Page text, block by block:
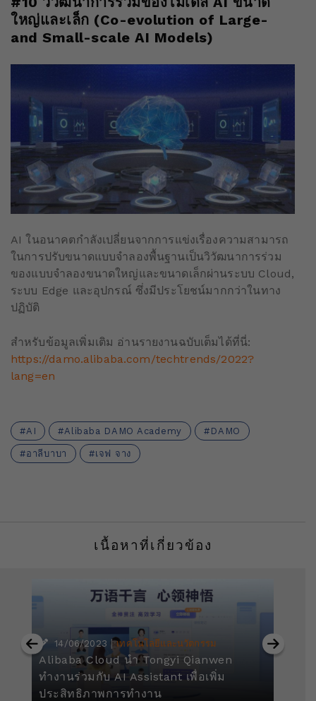
ใหญ่และเล็ก (Co-evolution of Large-
and Small-scale AI Models)
AI ในอนาคตกำลังเปลี่ยนจากการแข่งเรื่องความสามารถ
ในการปรับขนาดแบบจำลองพื้นฐานเป็นวิวัฒนาการร่วม
ของแบบจำลองขนาดใหญ่และขนาดเล็กผ่านระบบ Cloud,
ระบบ Edge และอุปกรณ์ ซึ่งมีประโยชน์มากกว่าในทาง
ปฏิบัติ
สำหรับข้อมูลเพิ่มเติม อ่านรายงานฉบับเต็มได้ที่นี่:
https://damo.alibaba.com/techtrends/2022?
lang=en
AI Alibaba DAMO Academy DAMO
อาลีบาบา เจฟ จาง
เนื้อหาที่เกี่ยวข้อง
14/06/2023 | เทคโนโลยีและนวัตกรรม
Alibaba Cloud นำ Tongyi Qianwen
ทำงานร่วมกับ AI Assistant เพื่อเพิ่ม
ประสิทธิภาพการทำงาน